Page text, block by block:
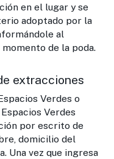
en el lugar y se
adoptado por la
al
de la poda.
extracciones
Verdes o
Verdes
por escrito de
domicilio del
Una vez que ingresa